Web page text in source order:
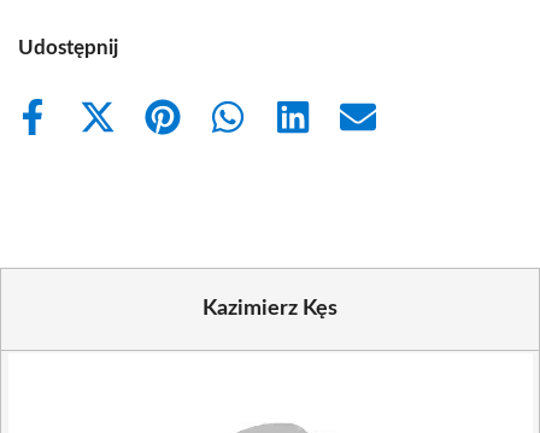
Udostępnij
Share
Share
Share
Share
Share
Share
Kazimierz Kęs